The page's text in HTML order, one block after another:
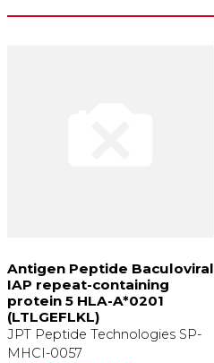
Antigen Peptide Baculoviral
IAP repeat-containing
protein 5 HLA-A*0201
(LTLGEFLKL)
JPT Peptide Technologies SP-
MHCI-0057